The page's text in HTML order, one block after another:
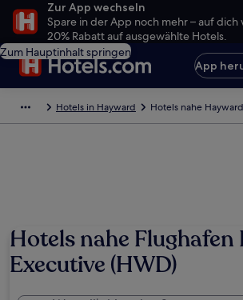
Zur App wechseln
Spare in der App noch mehr – auf dich
20% Rabatt auf ausgewählte Hotels.
Zum Hauptinhalt springen
App
Hotels in Hayward Hotels nahe
Hotels nahe
Executive (HWD)